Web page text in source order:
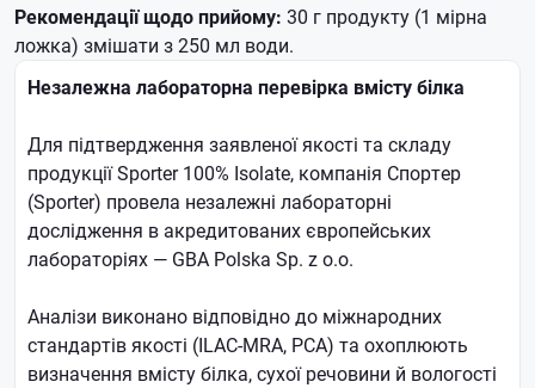
Рекомендації щодо прийому: 30 г продукту (1 мірна
ложка) змішати з 250 мл води.
Незалежна лабораторна перевірка вмісту білка
Для підтвердження заявленої якості та складу
продукції Sporter 100% Isolate, компанія Спортер
(Sporter) провела незалежні лабораторні
дослідження в акредитованих європейських
лабораторіях — GBA Polska Sp. z o.o.
Аналізи виконано відповідно до міжнародних
стандартів якості (ILAC-MRA, PCA) та охоплюють
визначення вмісту білка, сухої речовини й вологості